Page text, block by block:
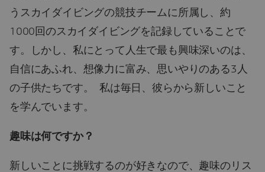
うスカイダイビングの競技チームに所属し、約
1000回のスカイダイビングを記録していることで
す。しかし、私にとって人生で最も興味深いのは、
自信にあふれ、想像力に富み、思いやりのある3人
の子供たちです。 私は毎日、彼らから新しいこと
を学んでいます。
趣味は何ですか？
新しいことに挑戦するのが好きなので、趣味のリス